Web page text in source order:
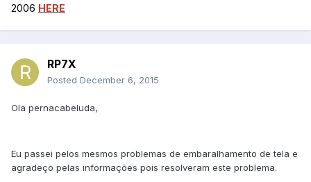
2006 HERE
RP7X
Posted December 6, 2015
Ola pernacabeluda,
Eu passei pelos mesmos problemas de embaralhamento de tela e
agradeço pelas informações pois resolveram este problema.